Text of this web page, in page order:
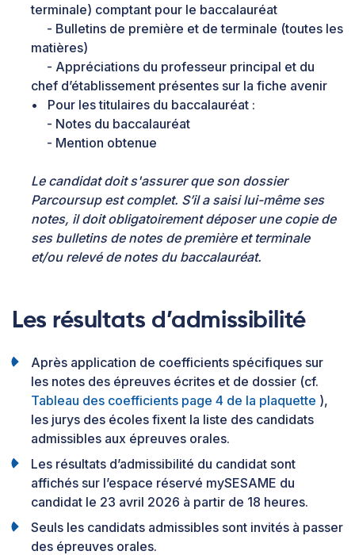
terminale) comptant pour le baccalauréat
- Bulletins de première et de terminale (toutes les
matières)
- Appréciations du professeur principal et du
chef d’établissement présentes sur la fiche avenir
• Pour les titulaires du baccalauréat :
- Notes du baccalauréat
- Mention obtenue
Le candidat doit s'assurer que son dossier
Parcoursup est complet. S’il a saisi lui-même ses
notes, il doit obligatoirement déposer une copie de
ses bulletins de notes de première et terminale
et/ou relevé de notes du baccalauréat.
Les résultats d’admissibilité
Après application de coefficients spécifiques sur
les notes des épreuves écrites et de dossier (cf.
Tableau des coefficients page 4 de la plaquette ),
les jurys des écoles fixent la liste des candidats
admissibles aux épreuves orales.
Les résultats d’admissibilité du candidat sont
affichés sur l’espace réservé mySESAME du
candidat le 23 avril 2026 à partir de 18 heures.
Seuls les candidats admissibles sont invités à passer
des épreuves orales.